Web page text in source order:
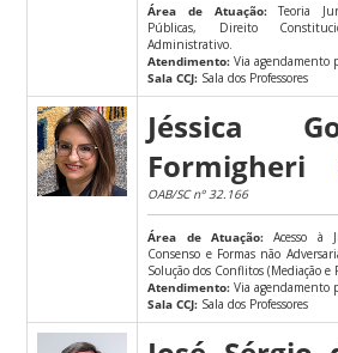
Área de Atuação:Teoria
Públicas, Direito
Administrativo.
Atendimento: Via agendamento
Sala CCJ: Sala dos Professores
Jéssica
Formigheri
OAB/SC nº 32.166
Área de Atuação:Acesso à
Consenso e Formas não
Solução dos Conflitos (Mediação e
Atendimento: Via agendamento
Sala CCJ: Sala dos Professores